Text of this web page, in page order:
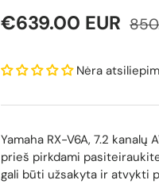
Pardavimo kaina
€639.00 EUR
Nėra
Yamaha RX-V6A, 7.2
prieš pirkdami
gali būti užsakyta ir atvykti